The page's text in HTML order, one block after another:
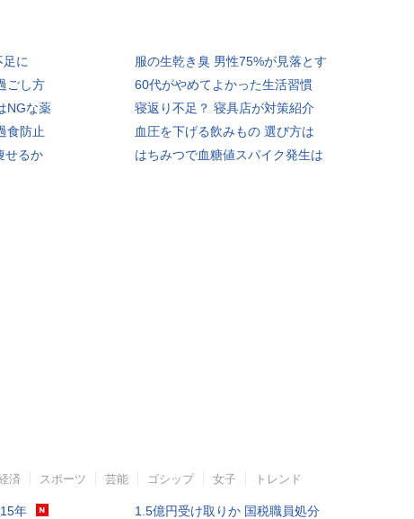
に
服の生乾き臭 男性75%が見落とす
ごし方
60代がやめてよかった生活習慣
NGな薬
寝返り不足？ 寝具店が対策紹介
食防止
血圧を下げる飲みもの 選び方は
せるか
はちみつで血糖値スパイク発生は
済 スポーツ 芸能 ゴシップ 女子 トレンド
年
1.5億円受け取りか 国税職員処分